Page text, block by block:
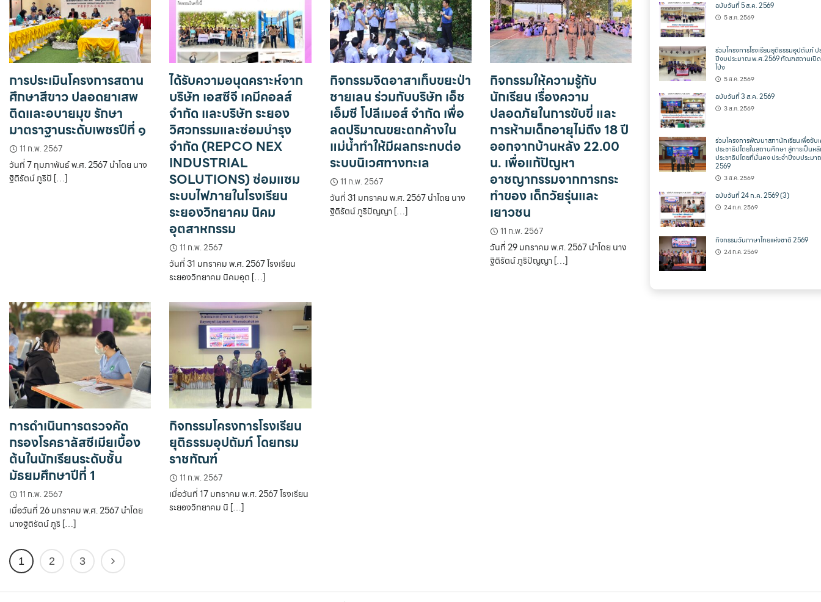
การประเมินโครงการสถาน
ศึกษาสีขาว ปลอดยาเสพ
ติดและอบายมุข รักษา
มาตราฐานระดับเพชรปีที่ ๑
11 ก.พ. 2567
วันที่ 7 กุมภาพันธ์ พ.ศ. 2567 นำโดย นาง
ฐิติรัตน์ ภูริปั […]
ได้รับความอนุดคราะห์จาก
บริษัท เอสซีจี เคมีคอลส์
จำกัด และบริษัท ระยอง
วิศวกรรมและซ่อมบำรุง
จำกัด (REPCO NEX
INDUSTRIAL
SOLUTIONS) ซ่อมแซม
ระบบไฟภายในโรงเรียน
ระยองวิทยาคม นิคม
อุตสาหกรรม
11 ก.พ. 2567
วันที่ 31 มกราคม พ.ศ. 2567 โรงเรียน
ระยองวิทยาคม นิคมอุต […]
กิจกรรมจิตอาสาเก็บขยะป่า
ชายเลน ร่วมกับบริษัท เอ็ช
เอ็มซี โปลีเมอส์ จำกัด เพื่อ
ลดปริมาณขยะตกค้างใน
แม่น้ำทำให้มีผลกระทบต่อ
ระบบนิเวศทางทะเล
11 ก.พ. 2567
วันที่ 31 มกราคม พ.ศ. 2567 นำโดย นาง
ฐิติรัตน์ ภูริปัญญา […]
กิจกรรมให้ความรู้กับ
นักเรียน เรื่องความ
ปลอดภัยในการขับขี่ และ
การห้ามเด็กอายุไม่ถึง 18 ปี
ออกจากบ้านหลัง 22.00
น. เพื่อแก้ปัญหา
อาชญากรรมจากการกระ
ทำของ เด็กวัยรุ่นและ
เยาวชน
11 ก.พ. 2567
วันที่ 29 มกราคม พ.ศ. 2567 นำโดย นาง
ฐิติรัตน์ ภูริปัญญา […]
การดำเนินการตรวจคัด
กรองโรคธาลัสซีเมียเบื้อง
ต้นในนักเรียนระดับชั้น
มัธยมศึกษาปีที่ 1
11 ก.พ. 2567
เมื่อวันที่ 26 มกราคม พ.ศ. 2567 นำโดย
นางฐิติรัตน์ ภูริ […]
กิจกรรมโครงการโรงเรียน
ยุติธรรมอุปถัมภ์ โดยกรม
ราชทัณฑ์
11 ก.พ. 2567
เมื่อวันที่ 17 มกราคม พ.ศ. 2567 โรงเรียน
ระยองวิทยาคม นิ […]
1 2 3
ฉบับวันที่ 5 ส.ค. 2569
5 ส.ค. 2569
ร่วมโครงการโรงเรียนยุติธรรมอุปถัมภ์ ป
ปีงบประมาณ พ.ศ.2569 ทัณฑสถานเปิ
โป่ง
5 ส.ค. 2569
ฉบับวันที่ 3 ส.ค. 2569
3 ส.ค. 2569
ร่วมโครงการพัฒนาสภานักเรียนเพื่อขับ
ประชาธิปไตยในสถานศึกษา สู่การเป็นห
ประชาธิปไตยที่มั่นคง ประจำปีงบประม
2569
3 ส.ค. 2569
ฉบับวันที่ 24 ก.ค. 2569 (3)
24 ก.ค. 2569
กิจกรรมวันภาษาไทยแห่งชาติ 2569
24 ก.ค. 2569